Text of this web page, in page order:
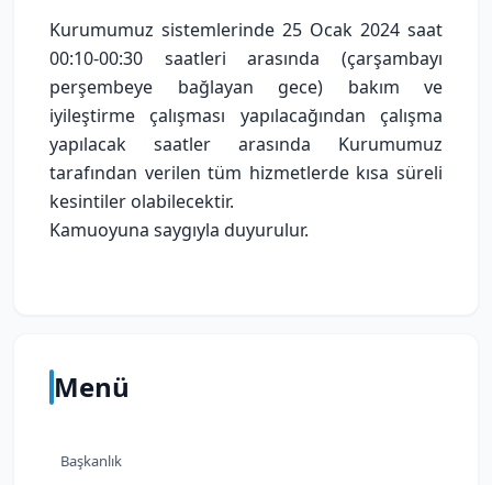
Menü
Başkanlık
Kurumumuz sistemlerinde 25 Ocak 2024 saat
00:10-00:30 saatleri arasında (çarşambayı
perşembeye bağlayan gece) bakım ve
iyileştirme çalışması yapılacağından çalışma
yapılacak saatler arasında Kurumumuz
tarafından verilen tüm hizmetlerde kısa süreli
kesintiler olabilecektir.
Kamuoyuna saygıyla duyurulur.